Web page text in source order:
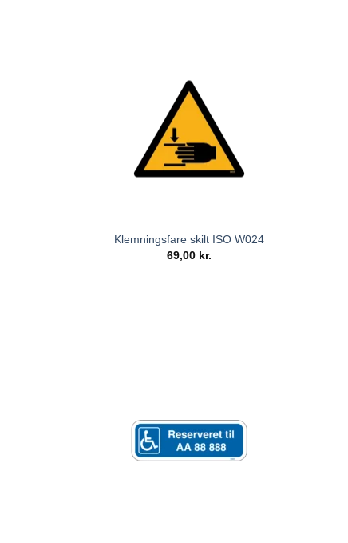
Klemningsfare skilt ISO W024
69,00 kr.